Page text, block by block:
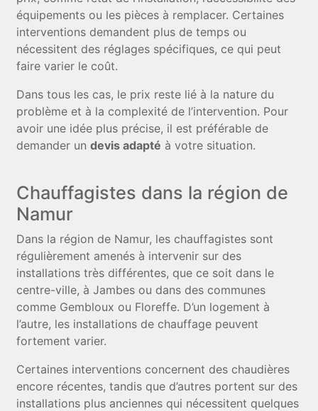
équipements ou les pièces à remplacer. Certaines
interventions demandent plus de temps ou
nécessitent des réglages spécifiques, ce qui peut
faire varier le coût.
Dans tous les cas, le prix reste lié à la nature du
problème et à la complexité de l’intervention. Pour
avoir une idée plus précise, il est préférable de
demander undevis adapté à votre situation.
Chauffagistes dans la région de
Namur
Dans la région de Namur, les chauffagistes sont
régulièrement amenés à intervenir sur des
installations très différentes, que ce soit dans le
centre-ville, à Jambes ou dans des communes
comme Gembloux ou Floreffe. D’un logement à
l’autre, les installations de chauffage peuvent
fortement varier.
Certaines interventions concernent des chaudières
encore récentes, tandis que d’autres portent sur des
installations plus anciennes qui nécessitent quelques